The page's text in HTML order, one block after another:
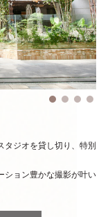
ジオを貸し切り、特別
ション豊かな撮影が叶い